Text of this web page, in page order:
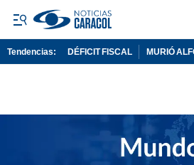
Tendencias: DÉFICIT FISCAL MURIÓ